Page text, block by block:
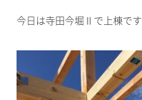
今日は寺田今堀Ⅱで上棟です